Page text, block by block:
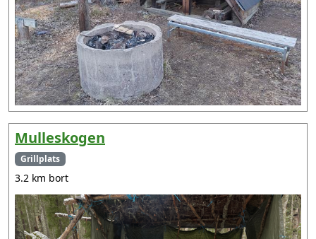
Mulleskogen
Grillplats
3.2 km bort